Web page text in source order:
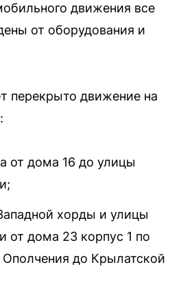
движения все
от оборудования и
перекрыто движение на
от дома 16 до улицы
хорды и улицы
от дома 23 корпус 1 по
до Крылатской